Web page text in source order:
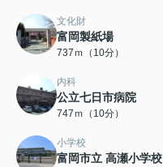
文化財
富岡製紙場
737ｍ（10分）
内科
公立七日市病院
747ｍ（10分）
小学校
富岡市立 高瀬小学校